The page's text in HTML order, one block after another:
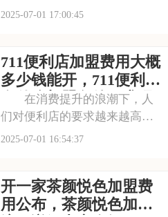
产品脱颖而出，成为众多消费
鼻而来，让人垂涎欲滴。每一
款汉堡都选用上等的食材，搭
配新鲜的蔬菜和秘制
2025-07-01 17:00:45
711便利店加盟费用大概
多少钱能开，711便利店
有什么加盟条件要求吗
在消费提升的浪潮下，人
们对便利店的要求越来越高，
不仅追求商品的丰富性，更注
泛的门店网络和丰富的商品种
类，赢得了市场的认可。每一
2025-07-01 16:54:37
开一家茶颜悦色加盟费
用公布，茶颜悦色加盟